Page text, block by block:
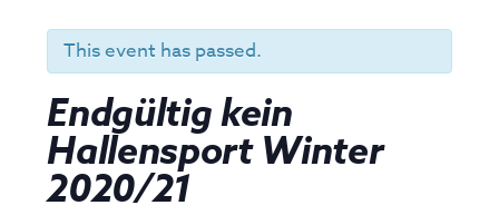
This event has passed.
Endgültig kein
Hallensport Winter
2020/21